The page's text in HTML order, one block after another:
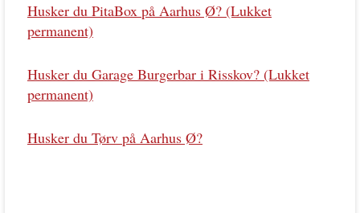
Husker du PitaBox på Aarhus Ø? (Lukket
permanent)
Husker du Garage Burgerbar i Risskov? (Lukket
permanent)
Husker du Tørv på Aarhus Ø?